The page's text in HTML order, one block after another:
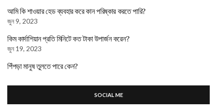
আমি কি শাওয়ার হেড ব্যবহার করে কান পরিষ্কার করতে পারি?
জুন 9, 2023
কিম কার্দাশিয়ান প্রতি মিনিটে কত টাকা উপার্জন করেন?
জুন 19, 2023
পিঁপড়া মানুষ তুলতে পারে কেন?
SOCIAL ME